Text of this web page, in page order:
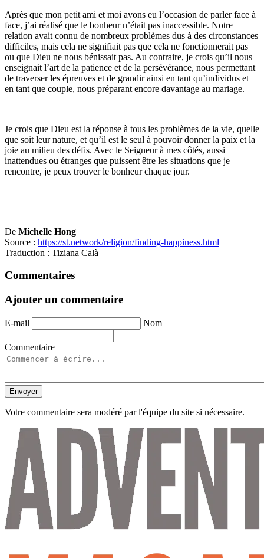
Après que mon petit ami et moi avons eu l’occasion de parler face à
face, j’ai réalisé que le bonheur n’était pas inaccessible. Notre
relation avait connu de nombreux problèmes dus à des circonstances
difficiles, mais cela ne signifiait pas que cela ne fonctionnerait pas
ou que Dieu ne nous bénissait pas. Au contraire, je crois qu’il nous
enseignait l’art de la patience et de la persévérance, nous permettant
de traverser les épreuves et de grandir ainsi en tant qu’individus et
en tant que couple, nous préparant encore davantage au mariage.
Je crois que Dieu est la réponse à tous les problèmes de la vie, quelle
que soit leur nature, et qu’il est le seul à pouvoir donner la paix et la
joie au milieu des défis. Avec le Seigneur à mes côtés, aussi
inattendues ou étranges que puissent être les situations que je
rencontre, je peux trouver le bonheur chaque jour.
De Michelle Hong
Source : https://st.network/religion/finding-happiness.html
Traduction : Tiziana Calà
Commentaires
Ajouter un commentaire
E-mail Nom
Commentaire
Envoyer
Votre commentaire sera modéré par l'équipe du site si nécessaire.